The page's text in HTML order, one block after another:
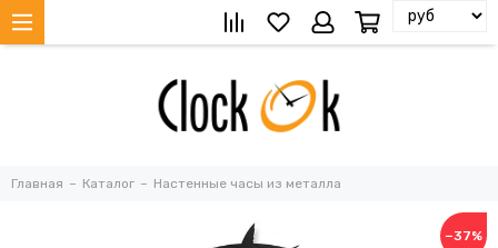
Главная Каталог Настенные часы из металла
−37%